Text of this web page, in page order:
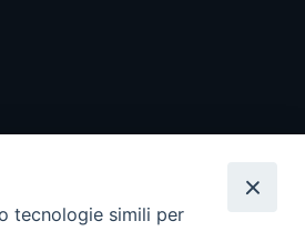
tecnologie simili per